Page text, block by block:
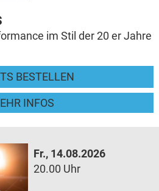
im Stil der 20 er Jahre
BESTELLEN
INFOS
Fr., 14.08.2026
20.00 Uhr